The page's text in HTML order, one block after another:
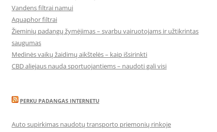
Vandens filtrai namui
Aquaphor filtrai
Žieminių padangų žymėjimas – svarbu vairuotojams ir užtikrintas
saugumas
Medinės vaikų žaidimų aikštelės – kaip išsirinkti
CBD aliejaus nauda sportuojantiems – naudoti gali visi
PERKU PADANGAS INTERNETU
Auto supirkimas naudotų transporto priemonių rinkoje